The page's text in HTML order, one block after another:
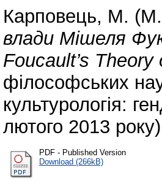
Карповець, М.
влади Мішеля
Foucault’s Theory
філософських
культурологія:
лютого 2013
PDF - Published Version
Download (266kB)